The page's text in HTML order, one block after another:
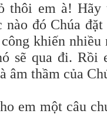
thôi em à!
nào đó Chúa
khiến
sẽ qua đi.
âm thầm của
em một câu